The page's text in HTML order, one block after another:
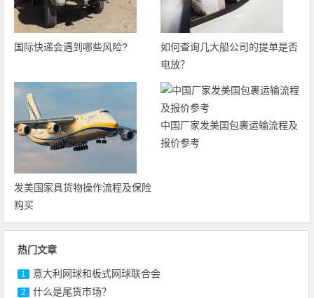
国际快递会遇到哪些风险?
如何查询几大船公司的提单是否
电放？
发美国家具货物操作流程及保险
购买
中国厂家发美国包裹运输流程及
报价参考
热门文章
1 意大利网球和板式网球联合会
2 什么是尾货市场？